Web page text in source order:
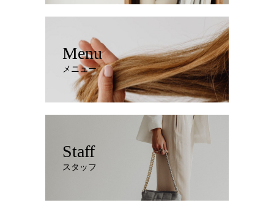
Menu
メニュー
Staff
スタッフ